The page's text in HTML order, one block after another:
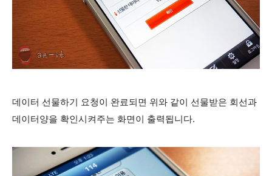
데이터 선물하기 요청이 완료되면 위와 같이 선물받은 회선과
데이터양을 확인 시켜주는 화면이 출력됩니다.